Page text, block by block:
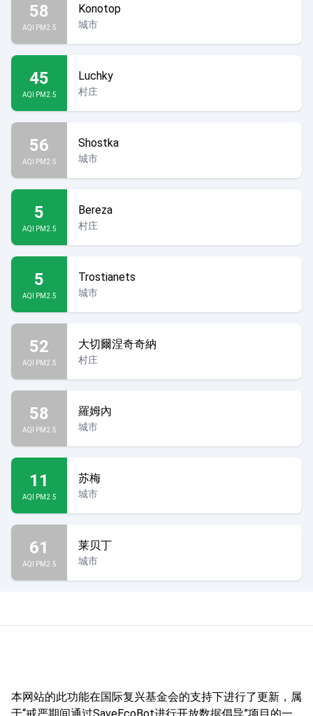
58
AQI PM2.5
Konotop
城市
45
AQI PM2.5
Luchky
村庄
56
AQI PM2.5
Shostka
城市
5
AQI PM2.5
Bereza
村庄
5
AQI PM2.5
Trostianets
城市
52
AQI PM2.5
大切爾涅奇奇納
村庄
58
AQI PM2.5
羅姆內
城市
11
AQI PM2.5
苏梅
城市
61
AQI PM2.5
莱贝丁
城市
本网站的此功能在国际复兴基金会的支持下进行了更新，属